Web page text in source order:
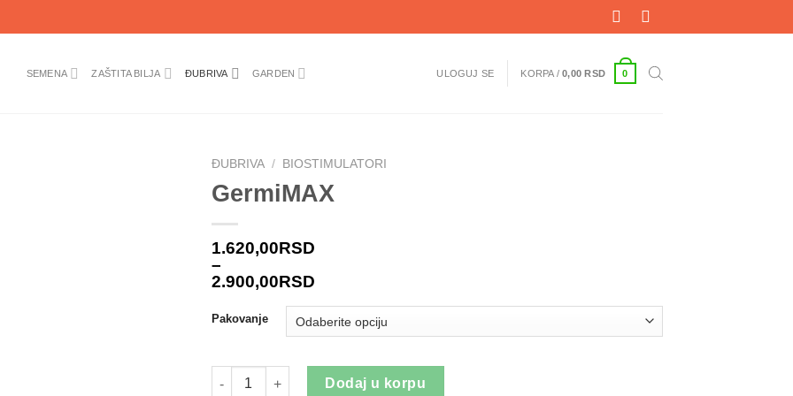
SEMENA ZAŠTITA BILJA ĐUBRIVA GARDEN ULOGUJ SE KORPA /0,00 RSD 0
ĐUBRIVA / BIOSTIMULATORI
GermiMAX
1.620,00RSD
–
2.900,00RSD
Pakovanje
GermiMAX količina
Dodaj u korpu